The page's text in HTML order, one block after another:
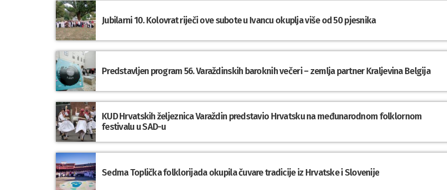
Jubilarni 10. Kolovrat riječi ove subote u Ivancu okuplja više od 50 pjesnika
Predstavljen program 56. Varaždinskih baroknih večeri – zemlja partner Kraljevina Belgija
KUD Hrvatskih željeznica Varaždin predstavio Hrvatsku na međunarodnom folklornom
festivalu u SAD-u
Sedma Toplička folklorijada okupila čuvare tradicije iz Hrvatske i Slovenije